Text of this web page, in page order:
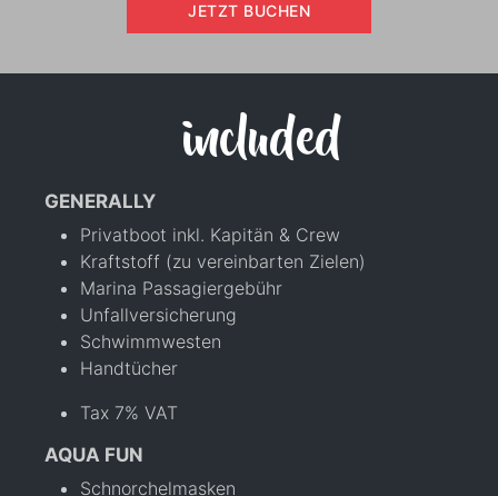
JETZT BUCHEN
included
GENERALLY
Privatboot inkl. Kapitän & Crew
Kraftstoff (zu vereinbarten Zielen)
Marina Passagiergebühr
Unfallversicherung
Schwimmwesten
Handtücher
Tax 7% VAT
AQUA FUN
Schnorchelmasken